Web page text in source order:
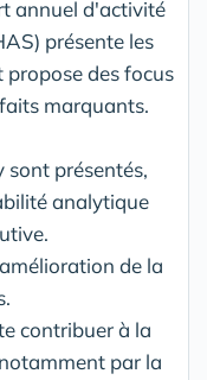
annuel d'activité
présente les
propose des focus
marquants.
sont présentés,
analytique
de la
contribuer à la
par la